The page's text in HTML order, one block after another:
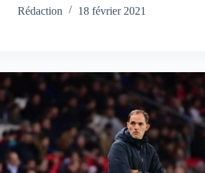
Rédaction
18 février 2021